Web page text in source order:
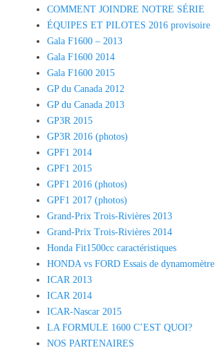
COMMENT JOINDRE NOTRE SÉRIE
ÉQUIPES ET PILOTES 2016 provisoire
Gala F1600 – 2013
Gala F1600 2014
Gala F1600 2015
GP du Canada 2012
GP du Canada 2013
GP3R 2015
GP3R 2016 (photos)
GPF1 2014
GPF1 2015
GPF1 2016 (photos)
GPF1 2017 (photos)
Grand-Prix Trois-Rivières 2013
Grand-Prix Trois-Rivières 2014
Honda Fit1500cc caractéristiques
HONDA vs FORD Essais de dynamomètre
ICAR 2013
ICAR 2014
ICAR-Nascar 2015
LA FORMULE 1600 C’EST QUOI?
NOS PARTENAIRES